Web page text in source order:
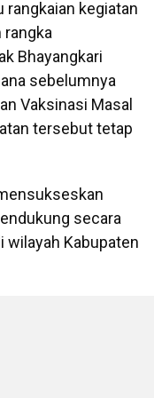
rangkaian kegiatan
rangka
Bhayangkari
sebelumnya
Vaksinasi Masal
tersebut tetap
secara
wilayah Kabupaten